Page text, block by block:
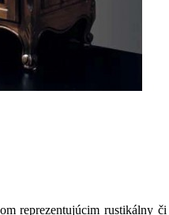
reprezentujúcim